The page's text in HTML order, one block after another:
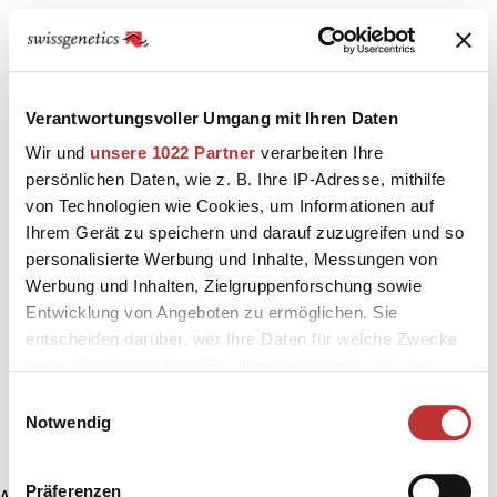
Verantwortungsvoller Umgang mit Ihren Daten
Wir und unsere 1022 Partner verarbeiten Ihre
persönlichen Daten, wie z. B. Ihre IP-Adresse, mithilfe
von Technologien wie Cookies, um Informationen auf
Ihrem Gerät zu speichern und darauf zuzugreifen und so
personalisierte Werbung und Inhalte, Messungen von
Werbung und Inhalten, Zielgruppenforschung sowie
Entwicklung von Angeboten zu ermöglichen. Sie
entscheiden darüber, wer Ihre Daten für welche Zwecke
Trigger Symbol ändern oder widerrufen
Notwendig
Präferenzen